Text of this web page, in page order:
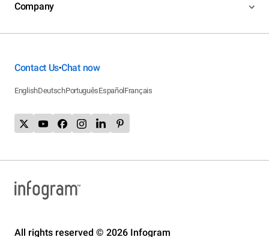
Company
Contact Us•Chat now
EnglishDeutschPortuguêsEspañol Français
All rights reserved © 2026 Infogram